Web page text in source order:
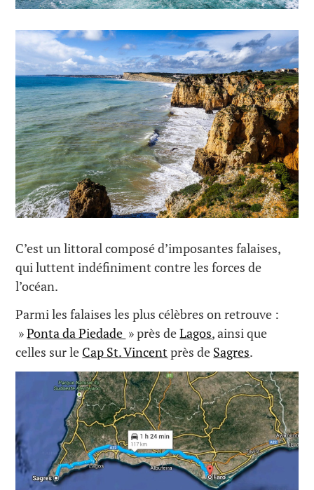
C’est un littoral composé d’imposantes falaises,
qui luttent indéfiniment contre les forces de
l’océan.
Parmi les falaises les plus célèbres on retrouve :
»Ponta da Piedade » près deLagos, ainsi que
celles sur le Cap St. Vincentprès de Sagres.